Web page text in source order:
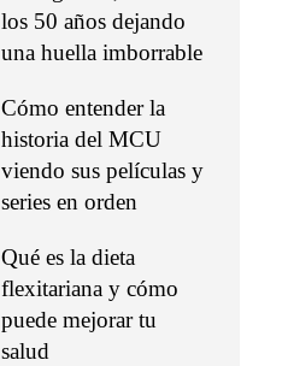
los 50 años dejando
una huella imborrable
Cómo entender la
historia del MCU
viendo sus películas y
series en orden
Qué es la dieta
flexitariana y cómo
puede mejorar tu
salud